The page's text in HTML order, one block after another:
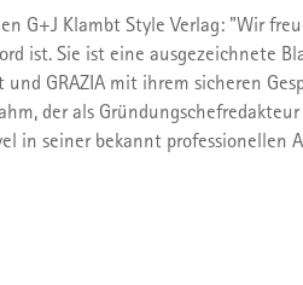
G+J Klambt Style Verlag: "Wir
ist. Sie ist eine ausgezeichnete
GRAZIA mit ihrem sicheren
der als Gründungschefredakteur
in seiner bekannt professionellen